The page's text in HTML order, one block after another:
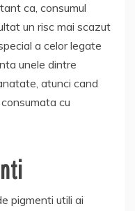
ca, consumul
un risc mai scazut
a celor legate
unele dintre
atunci cand
cu
pigmenti utili ai